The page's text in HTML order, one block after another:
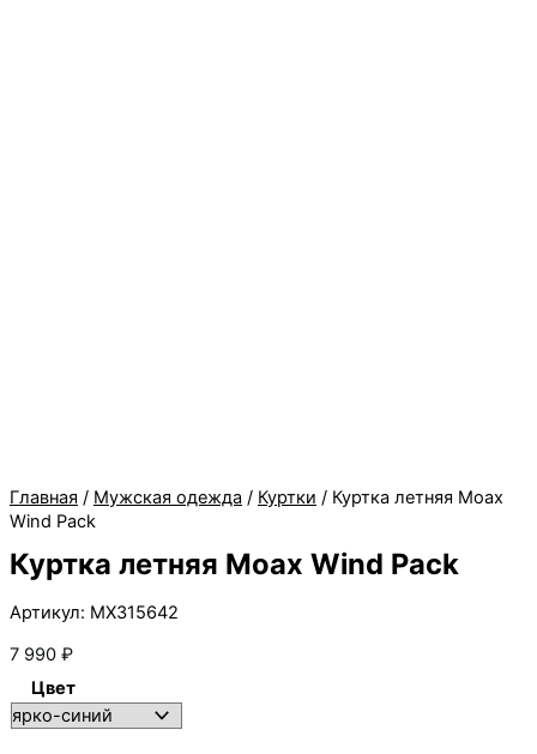
Главная / Мужская одежда / Куртки / Куртка летняя Moax
Wind Pack
Куртка летняя Moax Wind Pack
Артикул: MX315642
7 990 ₽
Цвет